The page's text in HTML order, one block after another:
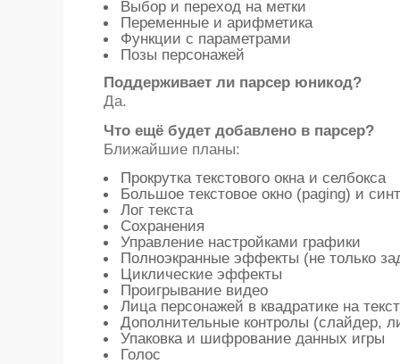
Выбор и переход на метки
Переменные и арифметика
Функции с параметрами
Позы персонажей
Поддерживает ли парсер юникод?
Да.
Что ещё будет добавлено в парсер?
Ближайшие планы:
Прокрутка текстового окна и селбокса
Большое текстовое окно (paging) и
Лог текста
Сохранения
Управление настройками графики
Полноэкранные эффекты (не только
Циклические эффекты
Проигрывание видео
Лица персонажей в квадратике на
Дополнительные контролы (слайдер,
Упаковка и шифрование данных игры
Голос